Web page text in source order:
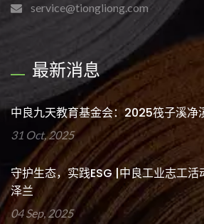
service@tiongliong.com
最新消息
中良九天教育基金会：2025筏子溪净
31 Oct, 2025
守护生态，实践ESG |中良工业志工
泽兰
04 Sep, 2025